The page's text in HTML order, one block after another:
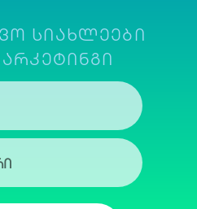
მაუწყებლებს
ხშირად აქვთ სამასოიანი
ნიშანს, რომელიც
განსაკუთრებული
Lambie-Nairn-ის მიერ
ეპოქის
ᲡᲘᲐᲮᲚᲔᲔᲑᲘ